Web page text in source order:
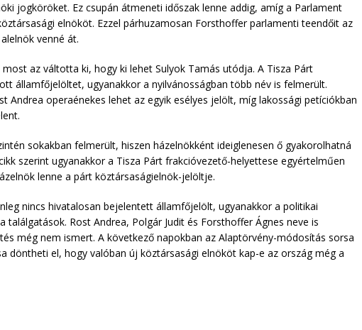
jogköröket. Ez csupán átmeneti időszak lenne addig, amíg a Parlament
elnököt. Ezzel párhuzamosan Forsthoffer parlamenti teendőit az
venné át.
az váltotta ki, hogy ki lehet Sulyok Tamás utódja. A Tisza Párt
államfőjelöltet, ugyanakkor a nyilvánosságban több név is felmerült.
Andrea operaénekes lehet az egyik esélyes jelölt, míg lakossági petíciókban
sokakban felmerült, hiszen házelnökként ideiglenesen ő gyakorolhatná
szerint ugyanakkor a Tisza Párt frakcióvezető-helyettese egyértelműen
lenne a párt köztársaságielnök-jelöltje.
nincs hivatalosan bejelentett államfőjelölt, ugyanakkor a politikai
találgatások. Rost Andrea, Polgár Judit és Forsthoffer Ágnes neve is
még nem ismert. A következő napokban az Alaptörvény-módosítás sorsa
döntheti el, hogy valóban új köztársasági elnököt kap-e az ország még a